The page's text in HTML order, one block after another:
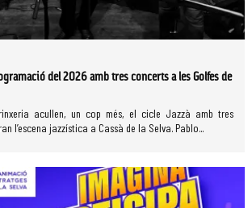
del 2026 amb tres concerts a les Golfes de
acullen, un cop més, el cicle Jazzà amb tres
l’escena jazzística a Cassà de la Selva. Pablo...